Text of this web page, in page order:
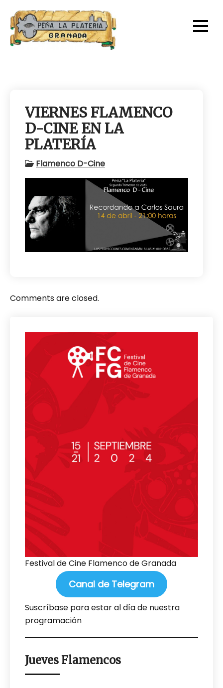
content
VIERNES FLAMENCO
D-CINE EN LA
PLATERÍA
Flamenco D-Cine
Comments are closed.
Festival de Cine Flamenco de Granada
Canal de Telegram
Suscríbase para estar al día de nuestra
programación
Jueves Flamencos